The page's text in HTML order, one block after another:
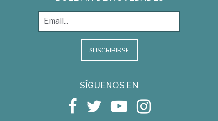
SUSCRIBIRSE
SÍGUENOS EN